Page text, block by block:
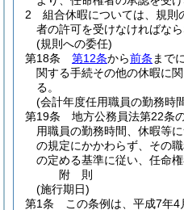
2
組合休暇については、規則
者の許可を受けなければなら
(規則への委任)
第18条
第12条から前条 まで
関する手続その他の休暇に
る。
(会計年度任用職員の勤務時
第19条
地方公務員法第22条
用職員の勤務時間、休暇等に
の規定にかかわらず、その
の定める基準に従い、任命権
附 則
(施行期日)
第1条
この条例は、平成7年4